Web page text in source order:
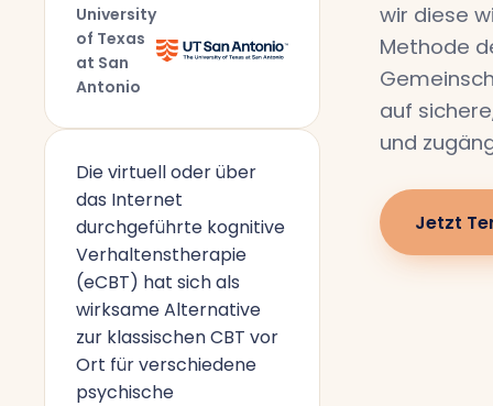
University
of Texas
at San
Antonio
Die virtuell oder über
das Internet
durchgeführte kognitive
Verhaltenstherapie
(eCBT) hat sich als
wirksame Alternative
zur klassischen CBT vor
Ort für verschiedene
psychische
wir diese
Methode
auf
und
Jetzt